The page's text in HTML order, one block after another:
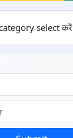
select करें